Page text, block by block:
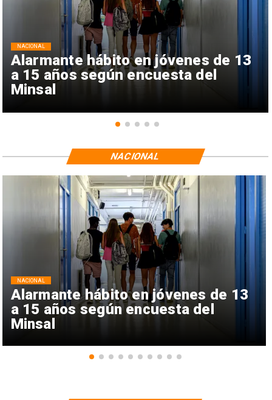
Alarmante hábito en jóvenes de 13
a 15 años según encuesta del
Minsal
NACIONAL
Alarmante hábito en jóvenes de 13
a 15 años según encuesta del
Minsal
NACIONAL
NACIONAL